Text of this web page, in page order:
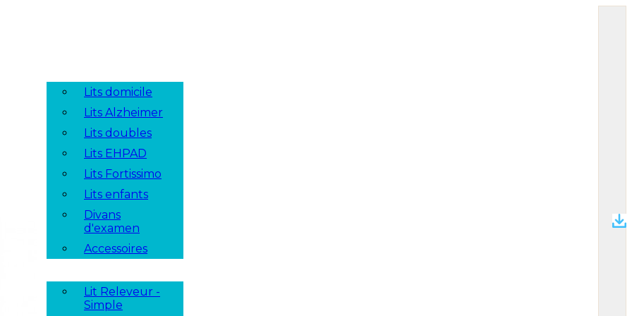
Lits domicile
Lits Alzheimer
Lits doubles
Lits EHPAD
Lits Fortissimo
Lits enfants
Divans
d'examen
Accessoires
Lit Releveur -
Simple